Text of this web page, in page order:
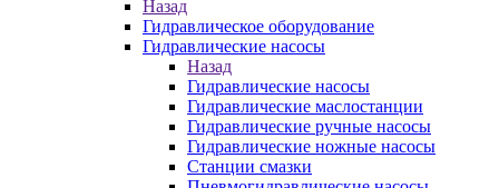
Назад
Гидравлическое оборудование
Гидравлические насосы
Назад
Гидравлические насосы
Гидравлические маслостанции
Гидравлические ручные насосы
Гидравлические ножные насосы
Станции смазки